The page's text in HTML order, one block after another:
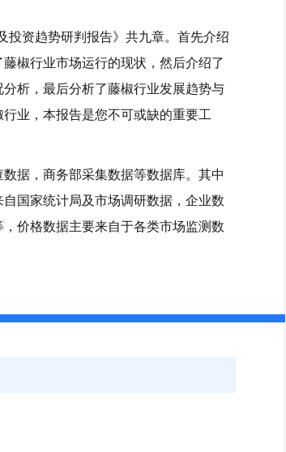
资趋势研判报告》共九章。首先介绍
椒行业市场运行的现状，然后介绍了
析，最后分析了藤椒行业发展趋势与
业，本报告是您不可或缺的重要工
据，商务部采集数据等数据库。其中
国家统计局及市场调研数据，企业数
价格数据主要来自于各类市场监测数